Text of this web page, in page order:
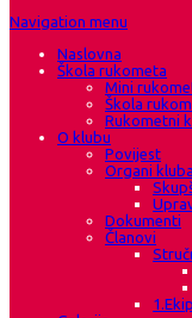
Navigation menu
Naslovna
Škola rukometa
Mini
Škola
Rukometni
O klubu
Povijest
Organi kluba
Dokumenti
Članovi